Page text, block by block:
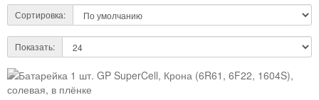
Сортировка:
Показать: